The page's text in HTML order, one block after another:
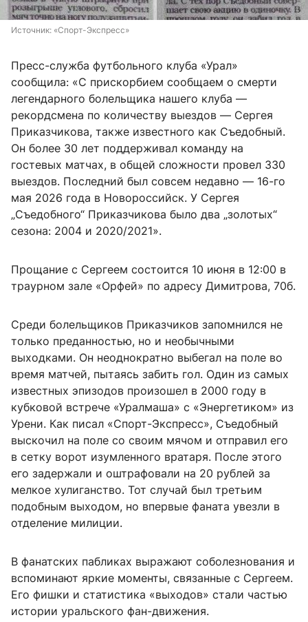
Источник: «Спорт-Экспресс»
Пресс-служба футбольного клуба «Урал»
сообщила: «С прискорбием сообщаем о смерти
легендарного болельщика нашего клуба —
рекордсмена по количеству выездов — Сергея
Приказчикова, также известного как Съедобный.
Он более 30 лет поддерживал команду на
гостевых матчах, в общей сложности провел 330
выездов. Последний был совсем недавно — 16-го
мая 2026 года в Новороссийск. У Сергея
„Съедобного“ Приказчикова было два „золотых“
сезона: 2004 и 2020/2021».
Прощание с Сергеем состоится 10 июня в 12:00 в
траурном зале «Орфей» по адресу Димитрова, 70б.
Среди болельщиков Приказчиков запомнился не
только преданностью, но и необычными
выходками. Он неоднократно выбегал на поле во
время матчей, пытаясь забить гол. Один из самых
известных эпизодов произошел в 2000 году в
кубковой встрече «Уралмаша» с «Энергетиком» из
Урени. Как писал «Спорт-Экспресс», Съедобный
выскочил на поле со своим мячом и отправил его
в сетку ворот изумленного вратаря. После этого
его задержали и оштрафовали на 20 рублей за
мелкое хулиганство. Тот случай был третьим
подобным выходом, но впервые фаната увезли в
отделение милиции.
В фанатских пабликах выражают соболезнования и
вспоминают яркие моменты, связанные с Сергеем.
Его фишки и статистика «выходов» стали частью
истории уральского фан-движения.